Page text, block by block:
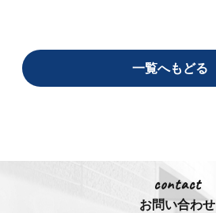
一覧へもどる
contact
お問い合わせ